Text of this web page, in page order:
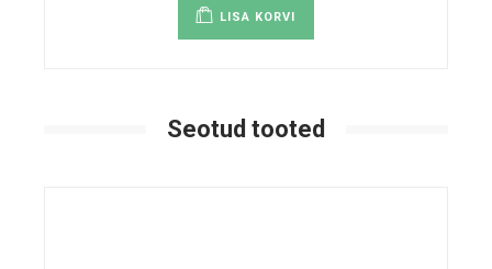
LISA KORVI
Seotud tooted